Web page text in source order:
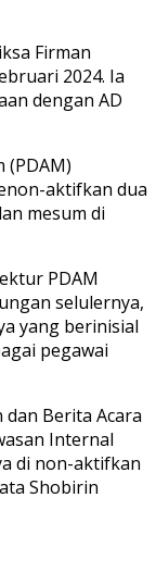
Firman
2024. Ia
dengan AD
(PDAM)
aktifkan dua
mesum di
PDAM
selulernya,
yang berinisial
pegawai
Berita Acara
Internal
di non-aktifkan
Shobirin